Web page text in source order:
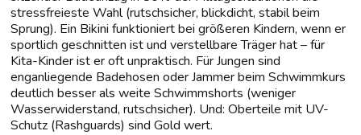
stressfreieste Wahl (rutschsicher, blickdicht, stabil beim
Sprung). Ein Bikini funktioniert bei größeren Kindern, wenn er
sportlich geschnitten ist und verstellbare Träger hat – für
Kita-Kinder ist er oft unpraktisch. Für Jungen sind
enganliegende Badehosen oder Jammer beim Schwimmkurs
deutlich besser als weite Schwimmshorts (weniger
Wasserwiderstand, rutschsicher). Und: Oberteile mit UV-
Schutz (Rashguards) sind Gold wert.